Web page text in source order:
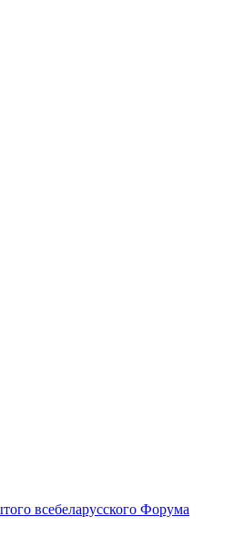
всебеларусского Форума